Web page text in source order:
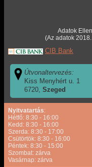
Adatok
(Az adatok
CIB Bank
Útvonaltervezés:
Kiss Menyhért u. 1
6720,Szeged
Nyitvatartás:
Hétfő: 8:30 - 16:00
Kedd: 8:30 - 16:00
Szerda: 8:30 - 17:00
Csütörtök: 8:30 - 16:00
Péntek: 8:30 - 15:00
Szombat: zárva
Vasárnap: zárva